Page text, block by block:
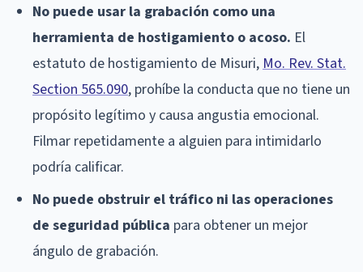
No puede usar la grabación como una
herramienta de hostigamiento o acoso. El
estatuto de hostigamiento de Misuri, Mo. Rev. Stat.
Section 565.090, prohíbe la conducta que no tiene un
propósito legítimo y causa angustia emocional.
Filmar repetidamente a alguien para intimidarlo
podría calificar.
No puede obstruir el tráfico ni las operaciones
de seguridad pública para obtener un mejor
ángulo de grabación.